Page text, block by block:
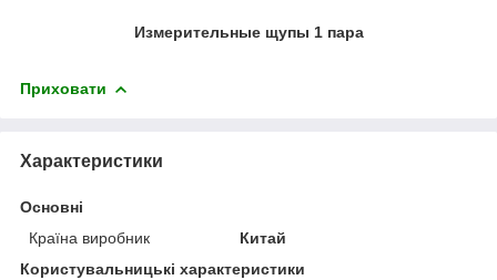
Измерительные щупы 1 пара
Приховати
Характеристики
Основні
Країна виробник
Китай
Користувальницькі характеристики